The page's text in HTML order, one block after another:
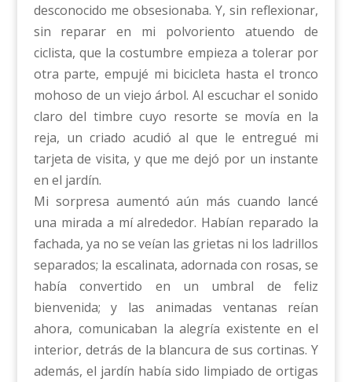
desconocido me obsesionaba. Y, sin reflexionar,
sin reparar en mi polvoriento atuendo de
ciclista, que la costumbre empieza a tolerar por
otra parte, empujé mi bicicleta hasta el tronco
mohoso de un viejo árbol. Al escuchar el sonido
claro del timbre cuyo resorte se movía en la
reja, un criado acudió al que le entregué mi
tarjeta de visita, y que me dejó por un instante
en el jardín.
Mi sorpresa aumentó aún más cuando lancé
una mirada a mí alrededor. Habían reparado la
fachada, ya no se veían las grietas ni los ladrillos
separados; la escalinata, adornada con rosas, se
había convertido en un umbral de feliz
bienvenida; y las animadas ventanas reían
ahora, comunicaban la alegría existente en el
interior, detrás de la blancura de sus cortinas. Y
además, el jardín había sido limpiado de ortigas